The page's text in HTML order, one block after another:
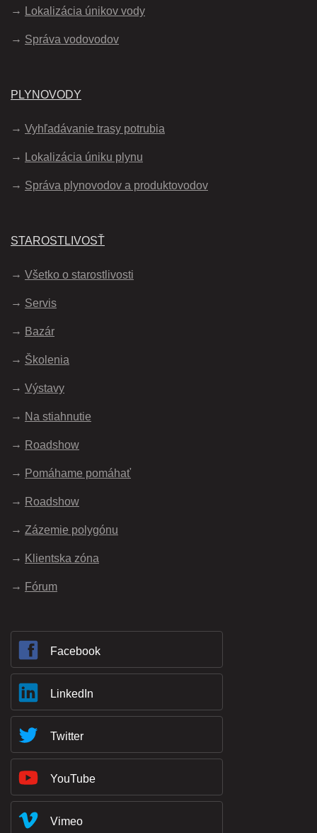
Lokalizácia únikov vody
Správa vodovodov
PLYNOVODY
Vyhľadávanie trasy potrubia
Lokalizácia úniku plynu
Správa plynovodov a produktovodov
STAROSTLIVOSŤ
Všetko o starostlivosti
Servis
Bazár
Školenia
Výstavy
Na stiahnutie
Roadshow
Pomáhame pomáhať
Roadshow
Zázemie polygónu
Klientska zóna
Fórum
Facebook
LinkedIn
Twitter
YouTube
Vimeo